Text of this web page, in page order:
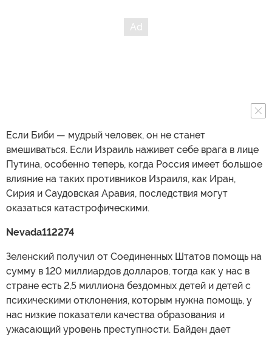
Если Биби — мудрый человек, он не станет
вмешиваться. Если Израиль наживет себе врага в лице
Путина, особенно теперь, когда Россия имеет большое
влияние на таких противников Израиля, как Иран,
Сирия и Саудовская Аравия, последствия могут
оказаться катастрофическими.
Nevada112274
Зеленский получил от Соединенных Штатов помощь на
сумму в 120 миллиардов долларов, тогда как у нас в
стране есть 2,5 миллиона бездомных детей и детей с
психическими отклонения, которым нужна помощь, у
нас низкие показатели качества образования и
ужасающий уровень преступности. Байден дает